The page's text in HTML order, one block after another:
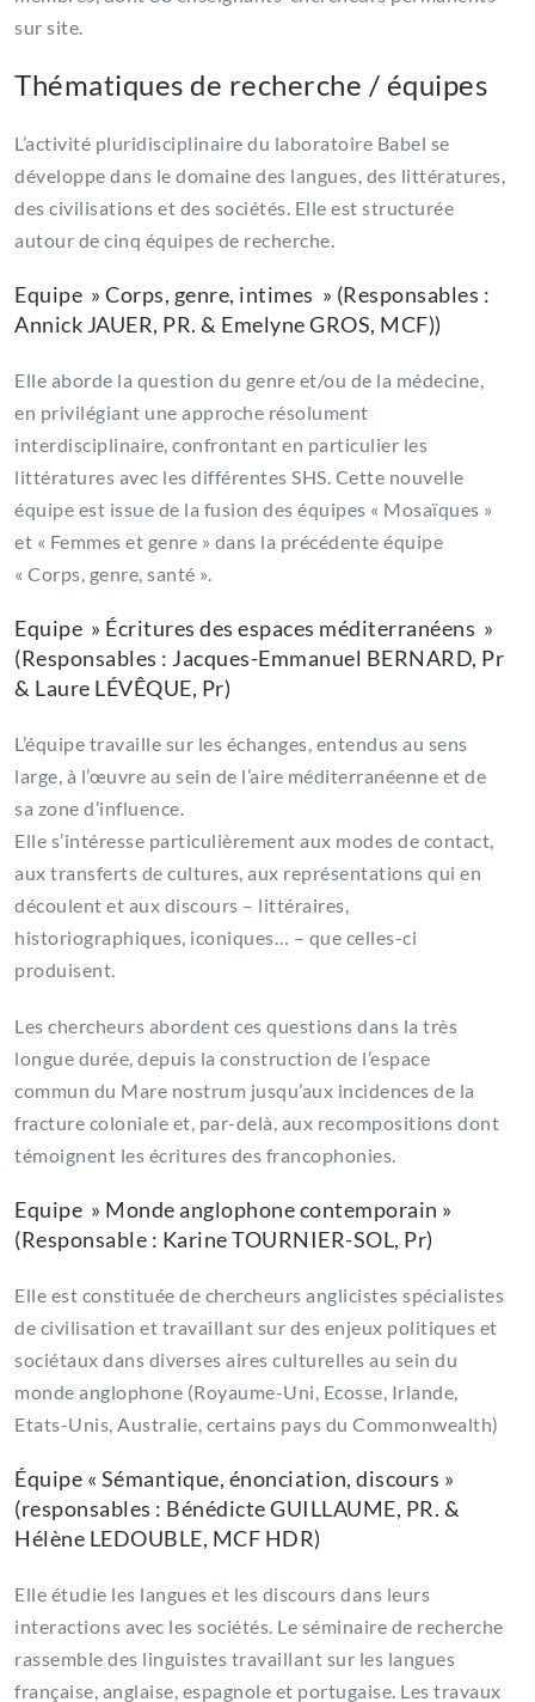
sur site.
Thématiques de recherche / équipes
L’activité pluridisciplinaire du laboratoire Babel se
développe dans le domaine des langues, des littératures,
des civilisations et des sociétés. Elle est structurée
autour de cinq équipes de recherche.
Equipe » Corps, genre, intimes » (Responsables :
Annick JAUER, PR. & Emelyne GROS, MCF))
Elle aborde la question du genre et/ou de la médecine,
en privilégiant une approche résolument
interdisciplinaire, confrontant en particulier les
littératures avec les différentes SHS. Cette nouvelle
équipe est issue de la fusion des équipes « Mosaïques »
et « Femmes et genre » dans la précédente équipe
« Corps, genre, santé ».
Equipe » Écritures des espaces méditerranéens »
(Responsables : Jacques-Emmanuel BERNARD, Pr
& Laure LÉVÊQUE, Pr)
L’équipe travaille sur les échanges, entendus au sens
large, à l’œuvre au sein de l’aire méditerranéenne et de
sa zone d’influence.
Elle s’intéresse particulièrement aux modes de contact,
aux transferts de cultures, aux représentations qui en
découlent et aux discours – littéraires,
historiographiques, iconiques… – que celles-ci
produisent.
Les chercheurs abordent ces questions dans la très
longue durée, depuis la construction de l’espace
commun du Mare nostrum jusqu’aux incidences de la
fracture coloniale et, par-delà, aux recompositions dont
témoignent les écritures des francophonies.
Equipe » Monde anglophone contemporain »
(Responsable : Karine TOURNIER-SOL, Pr)
Elle est constituée de chercheurs anglicistes spécialistes
de civilisation et travaillant sur des enjeux politiques et
sociétaux dans diverses aires culturelles au sein du
monde anglophone (Royaume-Uni, Ecosse, Irlande,
Etats-Unis, Australie, certains pays du Commonwealth)
Équipe « Sémantique, énonciation, discours »
(responsables : Bénédicte GUILLAUME, PR. &
Hélène LEDOUBLE, MCF HDR)
Elle étudie les langues et les discours dans leurs
interactions avec les sociétés. Le séminaire de recherche
rassemble des linguistes travaillant sur les langues
française, anglaise, espagnole et portugaise. Les travaux